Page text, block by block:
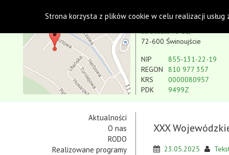
Koło w Świnoujściu
ul. Basztowa 11,
72-600 Świnoujście
NIP
REGON
KRS
PDK
855-131-22-19
810 977 357
0000080957
9499Z
Aktualności
O nas
RODO
Realizowane programy
XXX
23.05.2025
Strona korzysta z plików cookie w celu realizacji usług